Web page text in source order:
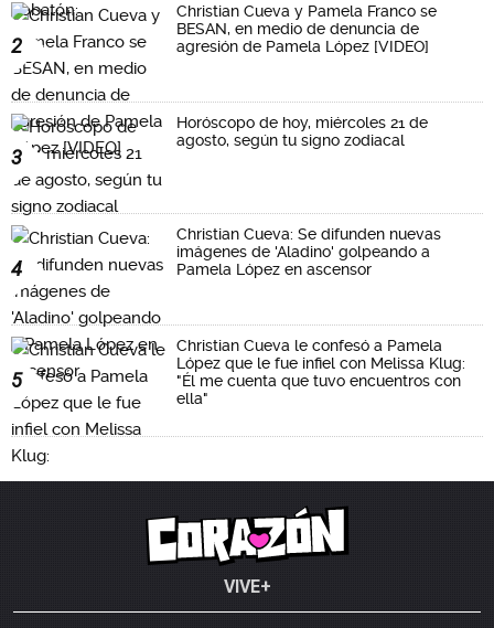
2
Christian Cueva y Pamela Franco se
BESAN, en medio de denuncia de
agresión de Pamela López [VIDEO]
3
Horóscopo de hoy, miércoles 21 de
agosto, según tu signo zodiacal
4
Christian Cueva: Se difunden nuevas
imágenes de 'Aladino' golpeando a
Pamela López en ascensor
5
Christian Cueva le confesó a Pamela
López que le fue infiel con Melissa Klug:
"Él me cuenta que tuvo encuentros con
ella"
VIVE+